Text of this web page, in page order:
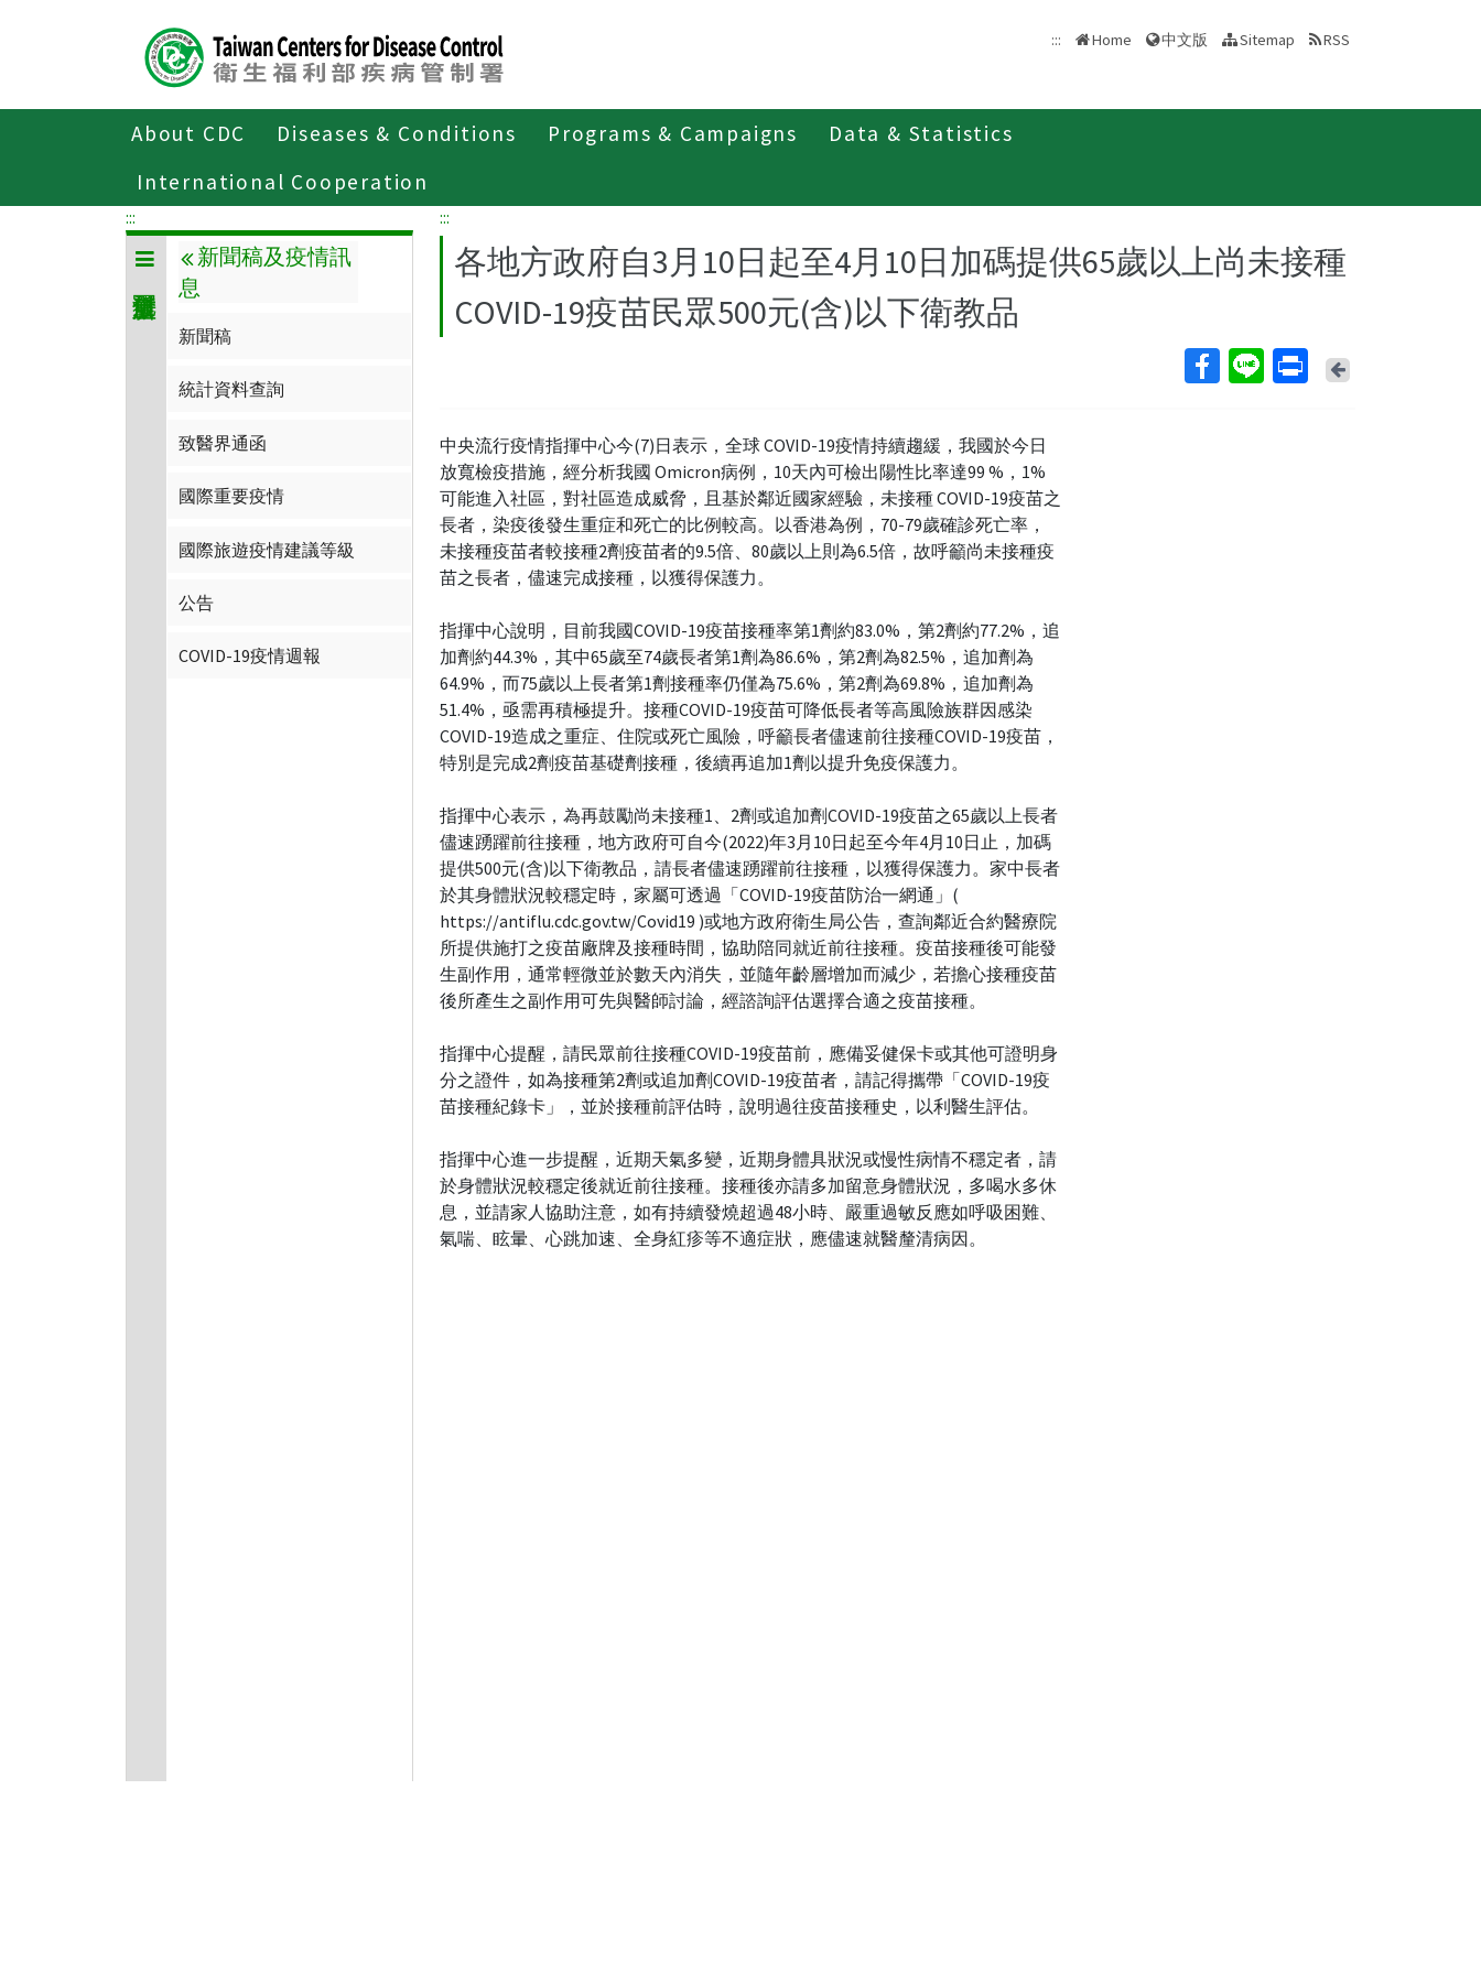
::: Home 中文版 Sitemap RSS
About CDC Diseases & Conditions Programs & Campaigns
Data & Statistics
International Cooperation
傳染病與防疫專題
:::
新聞稿及疫情訊
息
新聞稿
統計資料查詢
致醫界通函
國際重要疫情
國際旅遊疫情建議等級
公告
COVID-19疫情週報
:::
各地方政府自3月10日起至4月10日加碼提供65歲以上尚未接種
COVID-19疫苗民眾500元(含)以下衛教品
Back
中央流行疫情指揮中心今(7)日表示，全球 COVID-19疫情持續趨緩，我國於今日
放寬檢疫措施，經分析我國 Omicron病例，10天內可檢出陽性比率達99 %，1%
可能進入社區，對社區造成威脅，且基於鄰近國家經驗，未接種 COVID-19疫苗之
長者，染疫後發生重症和死亡的比例較高。以香港為例，70-79歲確診死亡率，
未接種疫苗者較接種2劑疫苗者的9.5倍、80歲以上則為6.5倍，故呼籲尚未接種疫
苗之長者，儘速完成接種，以獲得保護力。
指揮中心說明，目前我國COVID-19疫苗接種率第1劑約83.0%，第2劑約77.2%，追
加劑約44.3%，其中65歲至74歲長者第1劑為86.6%，第2劑為82.5%，追加劑為
64.9%，而75歲以上長者第1劑接種率仍僅為75.6%，第2劑為69.8%，追加劑為
51.4%，亟需再積極提升。接種COVID-19疫苗可降低長者等高風險族群因感染
COVID-19造成之重症、住院或死亡風險，呼籲長者儘速前往接種COVID-19疫苗，
特別是完成2劑疫苗基礎劑接種，後續再追加1劑以提升免疫保護力。
指揮中心表示，為再鼓勵尚未接種1、2劑或追加劑COVID-19疫苗之65歲以上長者
儘速踴躍前往接種，地方政府可自今(2022)年3月10日起至今年4月10日止，加碼
提供500元(含)以下衛教品，請長者儘速踴躍前往接種，以獲得保護力。家中長者
於其身體狀況較穩定時，家屬可透過「COVID-19疫苗防治一網通」(
https://antiflu.cdc.gov.tw/Covid19 )或地方政府衛生局公告，查詢鄰近合約醫療院
所提供施打之疫苗廠牌及接種時間，協助陪同就近前往接種。疫苗接種後可能發
生副作用，通常輕微並於數天內消失，並隨年齡層增加而減少，若擔心接種疫苗
後所產生之副作用可先與醫師討論，經諮詢評估選擇合適之疫苗接種。
指揮中心提醒，請民眾前往接種COVID-19疫苗前，應備妥健保卡或其他可證明身
分之證件，如為接種第2劑或追加劑COVID-19疫苗者，請記得攜帶「COVID-19疫
苗接種紀錄卡」，並於接種前評估時，說明過往疫苗接種史，以利醫生評估。
指揮中心進一步提醒，近期天氣多變，近期身體具狀況或慢性病情不穩定者，請
於身體狀況較穩定後就近前往接種。接種後亦請多加留意身體狀況，多喝水多休
息，並請家人協助注意，如有持續發燒超過48小時、嚴重過敏反應如呼吸困難、
氣喘、眩暈、心跳加速、全身紅疹等不適症狀，應儘速就醫釐清病因。